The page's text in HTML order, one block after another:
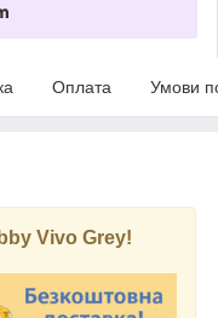
Оплата Умови
Vivo Grey!